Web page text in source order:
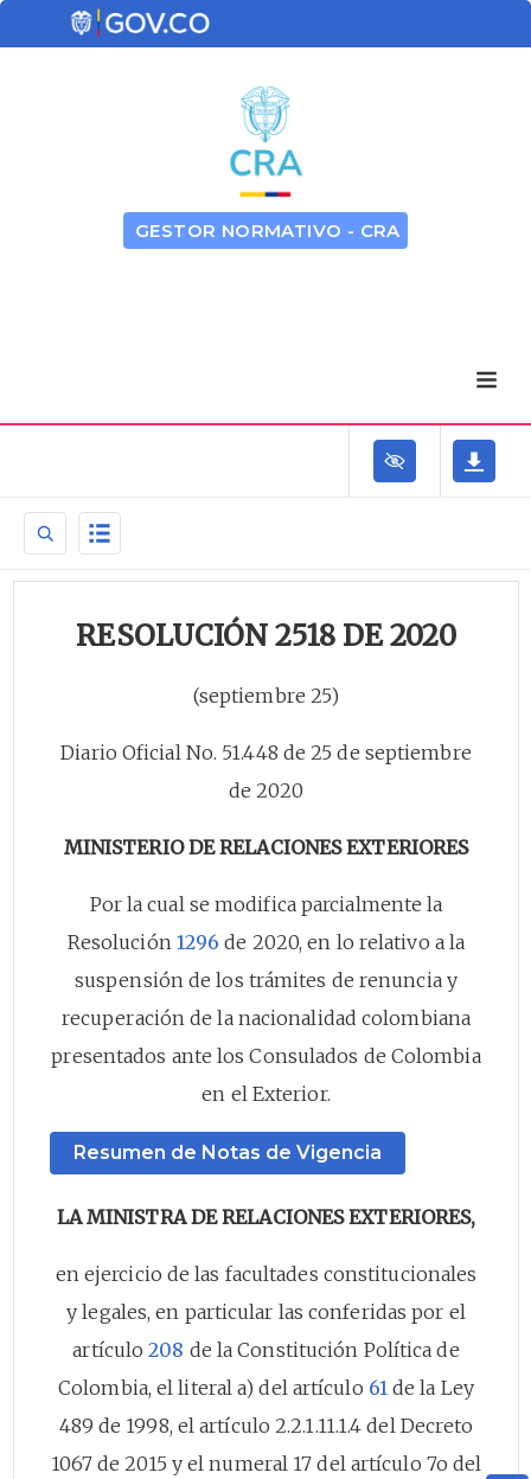
GESTOR NORMATIVO - CRA
RESOLUCIÓN 2518 DE 2020
(septiembre 25)
Diario Oficial No. 51.448 de 25 de septiembre
de 2020
MINISTERIO DE RELACIONES EXTERIORES
Por la cual se modifica parcialmente la
Resolución 1296 de 2020, en lo relativo a la
suspensión de los trámites de renuncia y
recuperación de la nacionalidad colombiana
presentados ante los Consulados de Colombia
en el Exterior.
Resumen de Notas de Vigencia
LA MINISTRA DE RELACIONES EXTERIORES,
en ejercicio de las facultades constitucionales
y legales, en particular las conferidas por el
artículo208 de la Constitución Política de
Colombia, el literal a) del artículo 61 de la Ley
489 de 1998, el artículo 2.2.1.11.1.4 del Decreto
1067 de 2015 y el numeral 17 del artículo 7o del